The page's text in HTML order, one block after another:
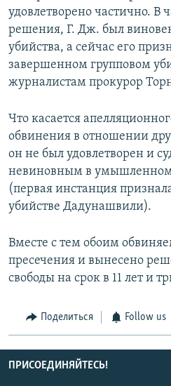
удовлетворено частично. В
решения, Г. Дж. был
убийства, а сейчас его
завершенном групповом
журналистам прокурор
Что касается
обвинения в отношении
он не был удовлетворен и
невиновным в умышленном
(первая инстанция
убийстве Дадунашвили).
Вместе с тем обоим
пресечения и вынесено
свободы на срок в 11 лет и
Поделиться Follow us
ПРИСОЕДИНЯЙТЕСЬ!